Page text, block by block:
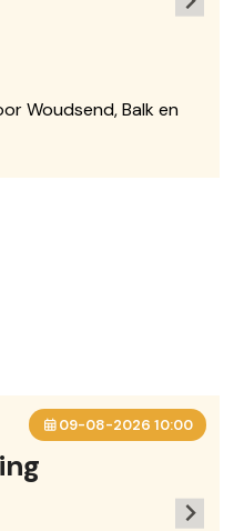
- 11:00 uur)
Woudsend, Balk en
09-08-2026 10:00